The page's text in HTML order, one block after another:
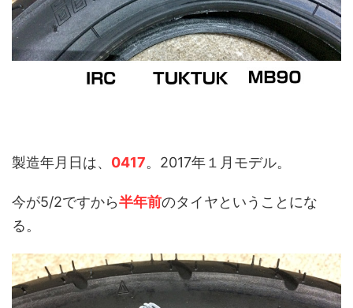
製造年月日は、 0417。2017年１月モデル。
今が5/2ですから半年前のタイヤということにな
る。